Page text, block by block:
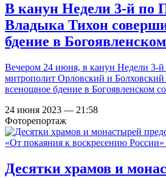
В канун Недели 3-й по
Владыка Тихон
бдение в
Вечером 24 июня, в канун Недели 3-й
митрополит Орловский и
всенощное бдение в Богоявленском
24 июня 2023 — 21:58
Фоторепортаж
Десятки храмов и